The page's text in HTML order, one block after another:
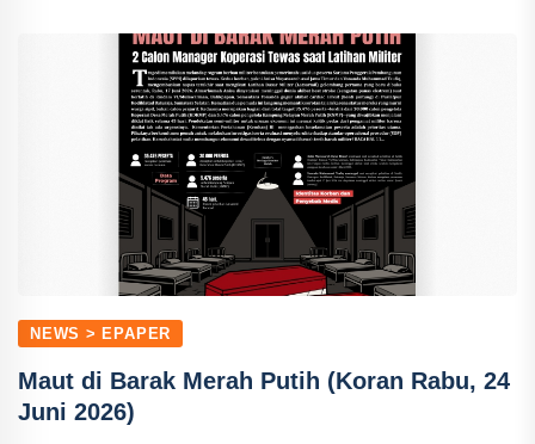
NEWS > EPAPER
Maut di Barak Merah Putih (Koran Rabu, 24
Juni 2026)